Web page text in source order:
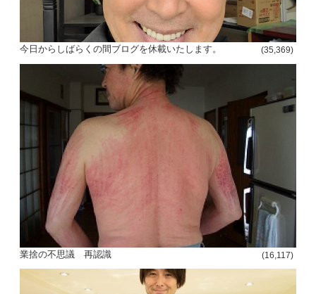
今日からしばらくの間ブログを休載いたします。 (35,369)
業捨の不思議 再認識 (16,117)